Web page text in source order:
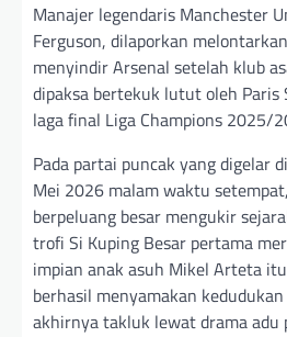
Manajer legendaris Manchester
Ferguson, dilaporkan
menyindir Arsenal setelah klub
dipaksa bertekuk lutut oleh Paris
laga final Liga Champions 2025/
Pada partai puncak yang digelar
Mei 2026 malam waktu
berpeluang besar mengukir
trofi Si Kuping Besar pertama
impian anak asuh Mikel Arteta
berhasil menyamakan
akhirnya takluk lewat drama adu